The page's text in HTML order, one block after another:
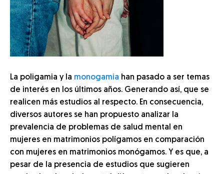
La poligamia y la monogamia han pasado a ser temas
de interés en los últimos años. Generando así, que se
realicen más estudios al respecto. En consecuencia,
diversos autores se han propuesto analizar la
prevalencia de problemas de salud mental en
mujeres en matrimonios polígamos en comparación
con mujeres en matrimonios monógamos. Y es que, a
pesar de la presencia de estudios que sugieren